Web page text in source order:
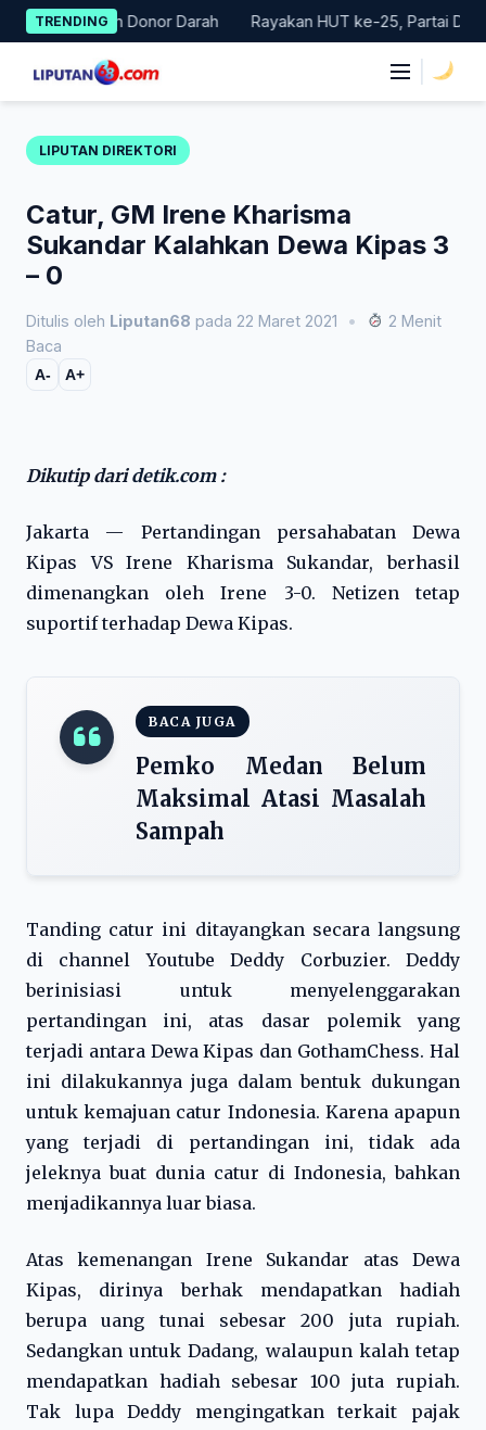
Skip
to
content
TRENDING
Donor Darah Rayakan HUT ke-25, Partai Demokrat
LIPUTAN DIREKTORI
Catur, GM Irene Kharisma
Sukandar Kalahkan Dewa Kipas 3
– 0
Ditulis oleh Liputan68 pada 22 Maret 2021 •
2 Menit
Baca
A- A+
Dikutip daridetik.com:
Jakarta — Pertandingan persahabatan Dewa
Kipas VS Irene Kharisma Sukandar, berhasil
dimenangkan oleh Irene 3-0. Netizen tetap
suportif terhadap Dewa Kipas.
BACA JUGA
Pemko Medan Belum
Maksimal Atasi Masalah
Sampah
Tanding catur ini ditayangkan secara langsung
di channel Youtube Deddy Corbuzier. Deddy
berinisiasi untuk menyelenggarakan
pertandingan ini, atas dasar polemik yang
terjadi antara Dewa Kipas dan GothamChess. Hal
ini dilakukannya juga dalam bentuk dukungan
untuk kemajuan catur Indonesia. Karena apapun
yang terjadi di pertandingan ini, tidak ada
jeleknya buat dunia catur di Indonesia, bahkan
menjadikannya luar biasa.
Atas kemenangan Irene Sukandar atas Dewa
Kipas, dirinya berhak mendapatkan hadiah
berupa uang tunai sebesar 200 juta rupiah.
Sedangkan untuk Dadang, walaupun kalah tetap
mendapatkan hadiah sebesar 100 juta rupiah.
Tak lupa Deddy mengingatkan terkait pajak